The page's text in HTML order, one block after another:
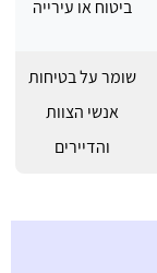
ביטוח או עירייה
שומר על בטיחות
אנשי הצוות
והדיירים